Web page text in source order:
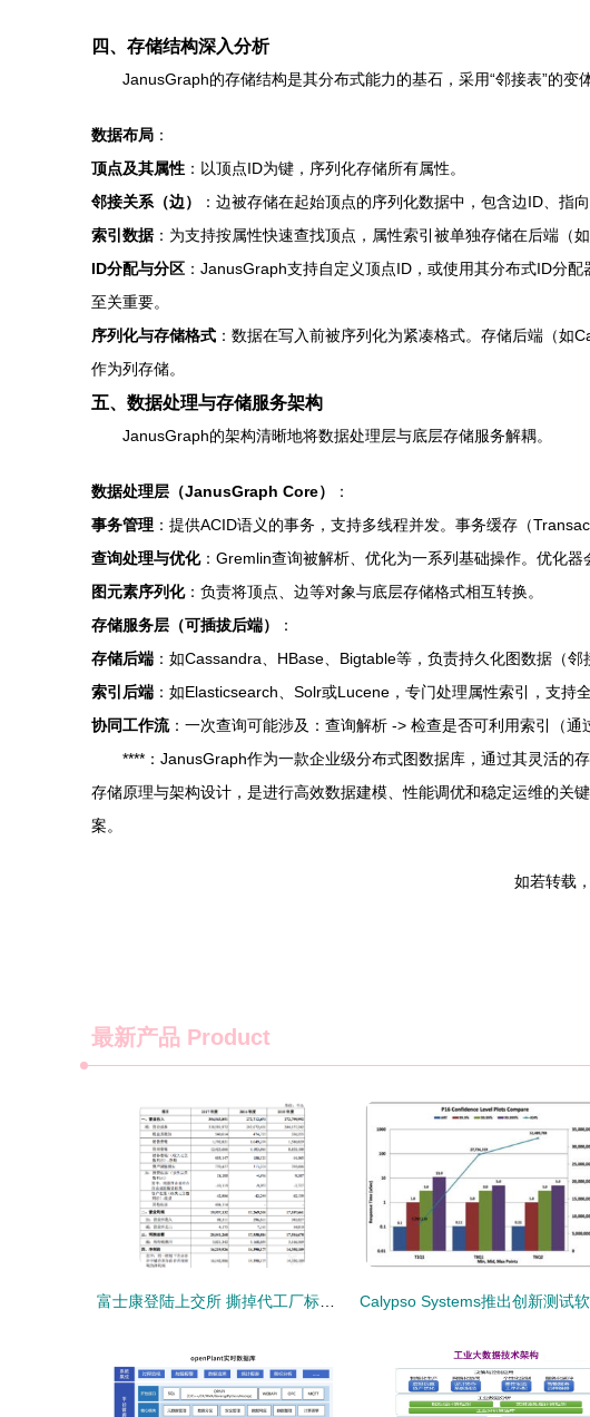
四、存储结构深入分析
JanusGraph的存储结构是其分布式能力的基石，采用“邻接表”的变
数据布局 ：
顶点及其属性 ：以顶点ID为键，序列化存储所有属性。
邻接关系（边）
：边被存储在起始顶点的序列化数据中，包含边ID、指
索引数据：为支持按属性快速查找顶点，属性索引被单独存储在后端（
ID分配与分区 ：JanusGraph支持自定义顶点ID，或使用其分布式ID分
至关重要。
序列化与存储格式 ：数据在写入前被序列化为紧凑格式。存储后端（
作为列存储。
五、数据处理与存储服务架构
JanusGraph的架构清晰地将数据处理层与底层存储服务解耦。
数据处理层（JanusGraph Core）
：
事务管理 ：提供ACID语义的事务，支持多线程并发。事务缓存（
查询处理与优化：Gremlin查询被解析、优化为一系列基础操作。优化器
图元素序列化：负责将顶点、边等对象与底层存储格式相互转换。
存储服务层（可插拔后端）
：
存储后端 ：如Cassandra、HBase、Bigtable等，负责持久化图数据（
索引后端 ：如Elasticsearch、Solr或Lucene，专门处理属性索引，支持
协同工作流：一次查询可能涉及：查询解析 -> 检查是否可利用索引（
****：JanusGraph作为一款企业级分布式图数据库，通过其灵活的
存储原理与架构设计，是进行高效数据建模、性能调优和稳定运维的关
案。
如若转载
最新产品 Product